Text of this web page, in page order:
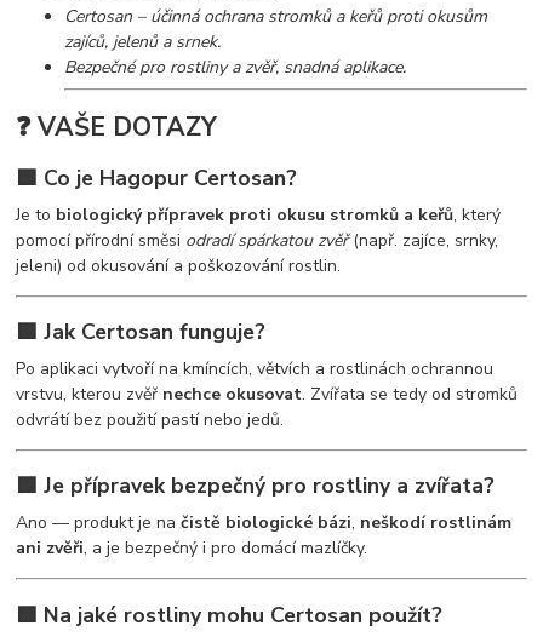
Certosan – účinná ochrana stromků a keřů proti okusům
zajíců, jelenů a srnek.
Bezpečné pro rostliny a zvěř, snadná aplikace.
❓ VAŠE DOTAZY
🟩 Co je Hagopur Certosan?
Je to biologický přípravek proti okusu stromků a keřů, který
pomocí přírodní směsi odradí spárkatou zvěř(např. zajíce, srnky,
jeleni) od okusování a poškozování rostlin.
🟩 Jak Certosan funguje?
Po aplikaci vytvoří na kmíncích, větvích a rostlinách ochrannou
vrstvu, kterou zvěř nechce okusovat. Zvířata se tedy od stromků
odvrátí bez použití pastí nebo jedů.
🟩 Je přípravek bezpečný pro rostliny a zvířata?
Ano — produkt je načistě biologické bázi, neškodí rostlinám
ani zvěři, a je bezpečný i pro domácí mazlíčky.
🟩 Na jaké rostliny mohu Certosan použít?